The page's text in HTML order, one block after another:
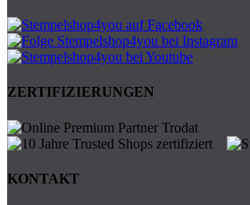
ZERTIFIZIERUNGEN
KONTAKT